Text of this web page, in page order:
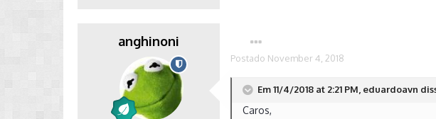
anghinoni
Postado November 4, 2018
Em 11/4/2018 at 2:21 PM, eduardoavn
Caros,